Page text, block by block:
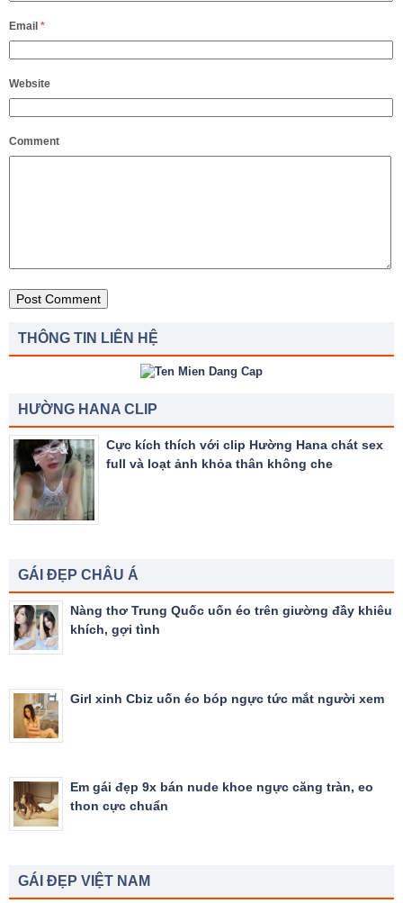
Email *
Website
Comment
THÔNG TIN LIÊN HỆ
HƯỜNG HANA CLIP
Cực kích thích với clip Hường Hana chát sex
full và loạt ảnh khỏa thân không che
GÁI ĐẸP CHÂU Á
Nàng thơ Trung Quốc uốn éo trên giường đầy khiêu
khích, gợi tình
Girl xinh Cbiz uốn éo bóp ngực tức mắt người xem
Em gái đẹp 9x bán nude khoe ngực căng tràn, eo
thon cực chuẩn
GÁI ĐẸP VIỆT NAM